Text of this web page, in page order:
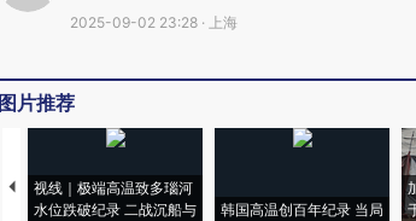
2025-09-02 23:28 · 上海
图片推荐
视线｜极端高温致多瑙河
水位跌破纪录 二战沉船与
韩国高温创百年纪录 当局